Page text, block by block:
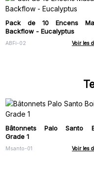
Pack de 10 Encens
Backflow - Eucalyptus
ABFi-02 Voir les
Bâtonnets Palo Santo
Grade 1
Msanto-01 Voir les